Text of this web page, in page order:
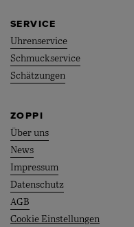
SERVICE
Uhrenservice
Schmuckservice
Schätzungen
ZOPPI
Über uns
News
Impressum
Datenschutz
AGB
Cookie Einstellungen